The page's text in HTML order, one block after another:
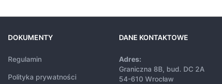
DOKUMENTY
Regulamin
Polityka prywatności
DANE KONTAKTOWE
Adres:
Graniczna 8B, bud. DC 2A
54-610 Wrocław